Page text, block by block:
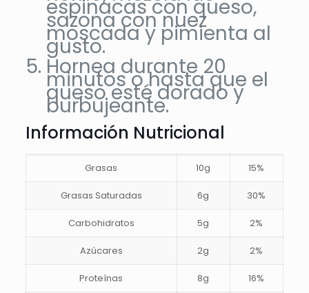
espinacas con queso,
sazona con nuez
moscada y pimienta al
gusto.
Hornea durante 20
minutos o hasta que el
queso esté dorado y
burbujeante.
Información Nutricional
Grasas 10g 15%
Grasas Saturadas 6g 30%
Carbohidratos 5g 2%
Azúcares 2g 2%
Proteínas 8g 16%